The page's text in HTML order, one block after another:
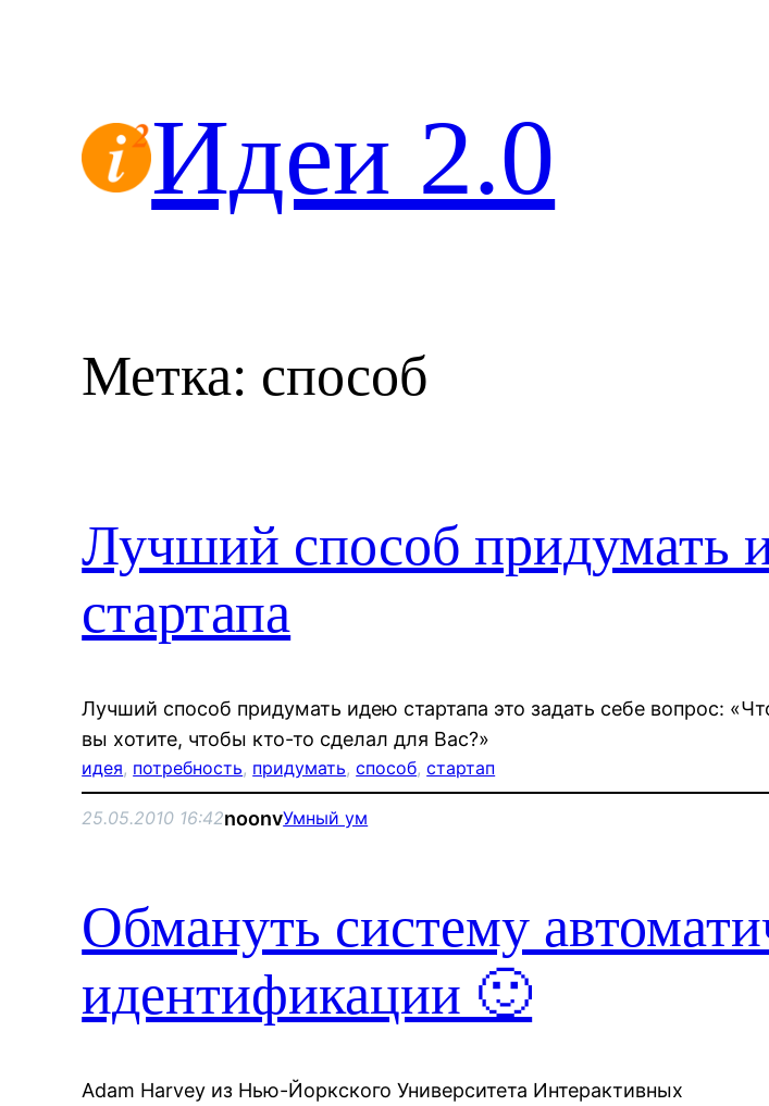
Идеи 2.0
Метка: способ
Лучший способ придумать
стартапа
Лучший способ придумать идею стартапа это задать себе вопрос:
вы хотите, чтобы кто-то сделал для Вас?»
идея, потребность, придумать, способ, стартап
25.05.2010 16:42noonvУмный ум
Обмануть систему
идентификации 🙂
Adam Harvey из Нью-Йоркского Университета Интерактивных